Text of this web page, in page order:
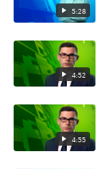
5:28
4:52
4:55